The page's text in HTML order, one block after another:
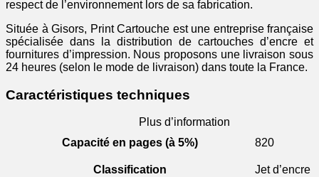
respect de l’environnement lors de sa fabrication.
Située à Gisors, Print Cartouche est une entreprise française
spécialisée dans la distribution de cartouches d’encre et
fournitures d’impression. Nous proposons une livraison sous
24 heures (selon le mode de livraison) dans toute la France.
Caractéristiques techniques
Plus d’information
Capacité en pages (à 5%)
820
Classification Jet d’encre